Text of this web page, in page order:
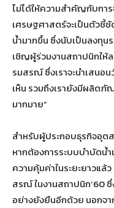
ไม่ได้ให้ความสำคัญกับกา
เศรษฐศาสตร์จะเป็นตัวชี้
น้ำมากขึ้น ซึ่งนับเป็นลงทุน
เชิญผู้ร่วมงานสถาปนิกให้
รมสรณ์ ซึ่งเราจะนำเสนอ
เห็น รวมถึงเรายังมีผลิต
มากมาย”
สำหรับผู้ประกอบธุรกิจอุต
หากต้องการระบบบำบัดน้ำ
ความคุ้มค่าในระยะยาวแ
สรณ์ ในงานสถาปนิก’60
อย่างยังยืนอีกด้วย นอกจ